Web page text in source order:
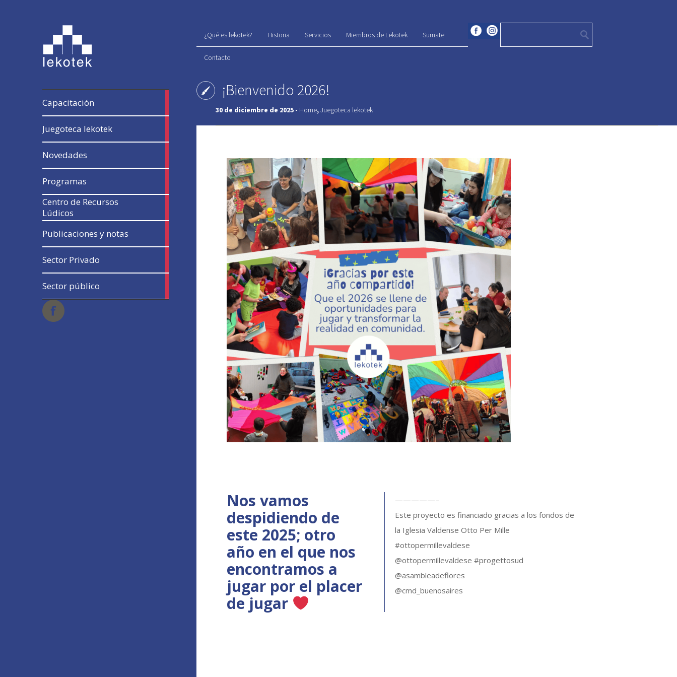
Capacitación
Juegoteca lekotek
Novedades
Programas
Centro de Recursos
Lúdicos
Publicaciones y notas
Sector Privado
Sector público
¿Qué es lekotek? Historia Servicios Miembros de Lekotek Sumate
Contacto
¡Bienvenido 2026!
30 de diciembre de 2025 - Home,Juegoteca lekotek
Nos vamos
despidiendo de
este 2025; otro
año en el que nos
encontramos a
jugar por el placer
de jugar
—————–
Este proyecto es financiado gracias a los fondos de
la Iglesia Valdense Otto Per Mille
#ottopermillevaldese
@ottopermillevaldese #progettosud
@asambleadeflores
@cmd_buenosaires